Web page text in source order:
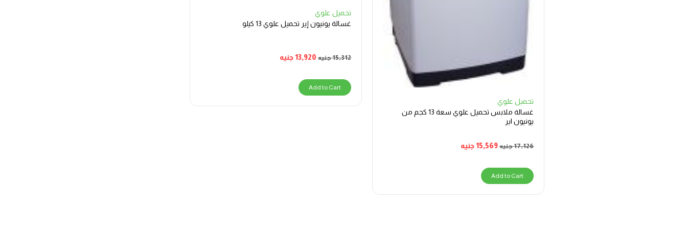
تحميل علوي
غسالة ملابس تحميل علوي سعة 13 كجم من
يونيون اير
17,126جنيه 15,569 جنيه
Add to Cart
تحميل علوي
غسالة يونيون إير تحميل علوي 13 كيلو
15,312جنيه 13,920 جنيه
Add to Cart